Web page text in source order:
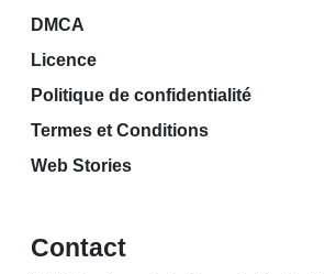
DMCA
Licence
Politique de confidentialité
Termes et Conditions
Web Stories
Contact